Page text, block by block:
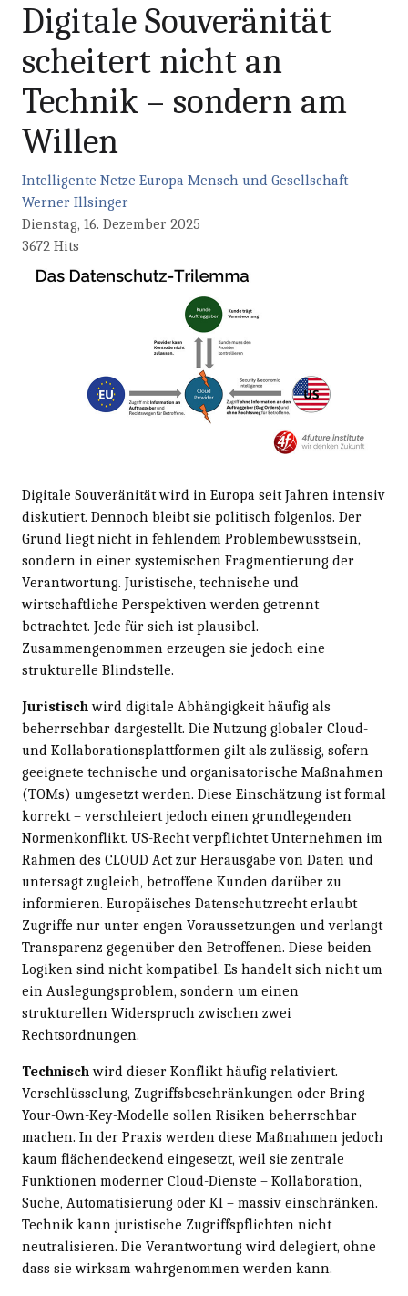
Digitale Souveränität
scheitert nicht an
Technik – sondern am
Willen
Intelligente Netze Europa Mensch und Gesellschaft
Werner Illsinger
Dienstag, 16. Dezember 2025
3672 Hits
Digitale Souveränität wird in Europa seit Jahren intensiv
diskutiert. Dennoch bleibt sie politisch folgenlos. Der
Grund liegt nicht in fehlendem Problembewusstsein,
sondern in einer systemischen Fragmentierung der
Verantwortung. Juristische, technische und
wirtschaftliche Perspektiven werden getrennt
betrachtet. Jede für sich ist plausibel.
Zusammengenommen erzeugen sie jedoch eine
strukturelle Blindstelle.
Juristischwird digitale Abhängigkeit häufig als
beherrschbar dargestellt. Die Nutzung globaler Cloud-
und Kollaborationsplattformen gilt als zulässig, sofern
geeignete technische und organisatorische Maßnahmen
(TOMs) umgesetzt werden. Diese Einschätzung ist formal
korrekt – verschleiert jedoch einen grundlegenden
Normenkonflikt. US-Recht verpflichtet Unternehmen im
Rahmen des CLOUD Act zur Herausgabe von Daten und
untersagt zugleich, betroffene Kunden darüber zu
informieren. Europäisches Datenschutzrecht erlaubt
Zugriffe nur unter engen Voraussetzungen und verlangt
Transparenz gegenüber den Betroffenen. Diese beiden
Logiken sind nicht kompatibel. Es handelt sich nicht um
ein Auslegungsproblem, sondern um einen
strukturellen Widerspruch zwischen zwei
Rechtsordnungen.
Technischwird dieser Konflikt häufig relativiert.
Verschlüsselung, Zugriffsbeschränkungen oder Bring-
Your-Own-Key-Modelle sollen Risiken beherrschbar
machen. In der Praxis werden diese Maßnahmen jedoch
kaum flächendeckend eingesetzt, weil sie zentrale
Funktionen moderner Cloud-Dienste – Kollaboration,
Suche, Automatisierung oder KI – massiv einschränken.
Technik kann juristische Zugriffspflichten nicht
neutralisieren. Die Verantwortung wird delegiert, ohne
dass sie wirksam wahrgenommen werden kann.